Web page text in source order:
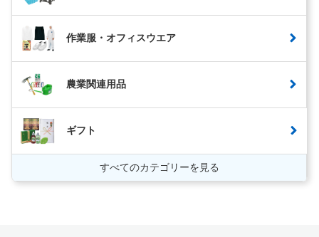
作業服・オフィスウエア
農業関連用品
ギフト
すべてのカテゴリーを見る